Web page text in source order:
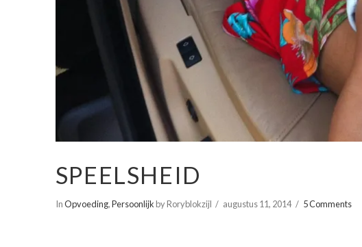
SPEELSHEID
InOpvoeding,Persoonlijk by Roryblokzijl augustus 11, 2014 5 Comments